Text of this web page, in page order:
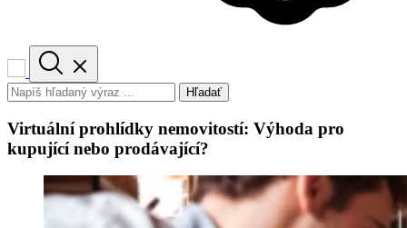
Hľadať
Virtuální prohlídky nemovitostí: Výhoda pro
kupující nebo prodávající?